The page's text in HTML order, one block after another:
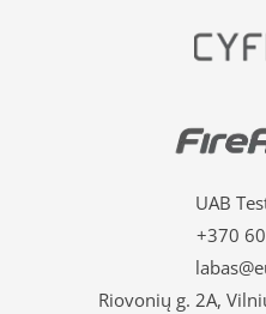
UAB
+370
Riovonių g. 2A,